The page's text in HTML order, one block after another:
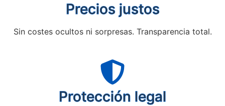
Precios justos
Sin costes ocultos ni sorpresas. Transparencia total.
Protección legal